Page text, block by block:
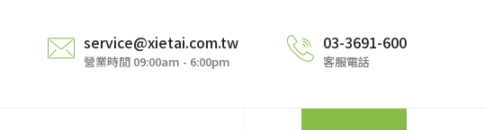
service@xietai.com.tw
營業時間 09:00am - 6:00pm
03-3691-600
客服電話